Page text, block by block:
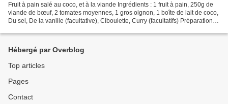
Fruit à pain salé au coco, et à la viande Ingrédients : 1 fruit à pain, 250g de
viande de bœuf, 2 tomates moyennes, 1 gros oignon, 1 boîte de lait de coco,
Du sel, De la vanille (facultative), Ciboulette, Curry (facultatifs) Préparation :
Hébergé par Overblog
Top articles
Pages
Contact